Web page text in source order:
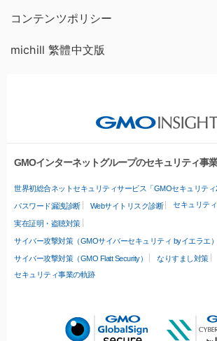
コンテンツポリシー
michill 繁體中文版
GMOインターネットグループのセキュリティ事
世界初総合ネットセキュリティサービス「GMOセキュリティ
パスワード漏洩診断 Webサイトリスク診断 セキュリテ
実在証明・盗聴対策
サイバー攻撃対策（GMOサイバーセキュリティ byイエラエ）
サイバー攻撃対策（GMO Flatt Security）
なりすまし対策
セキュリティ事業の軌跡